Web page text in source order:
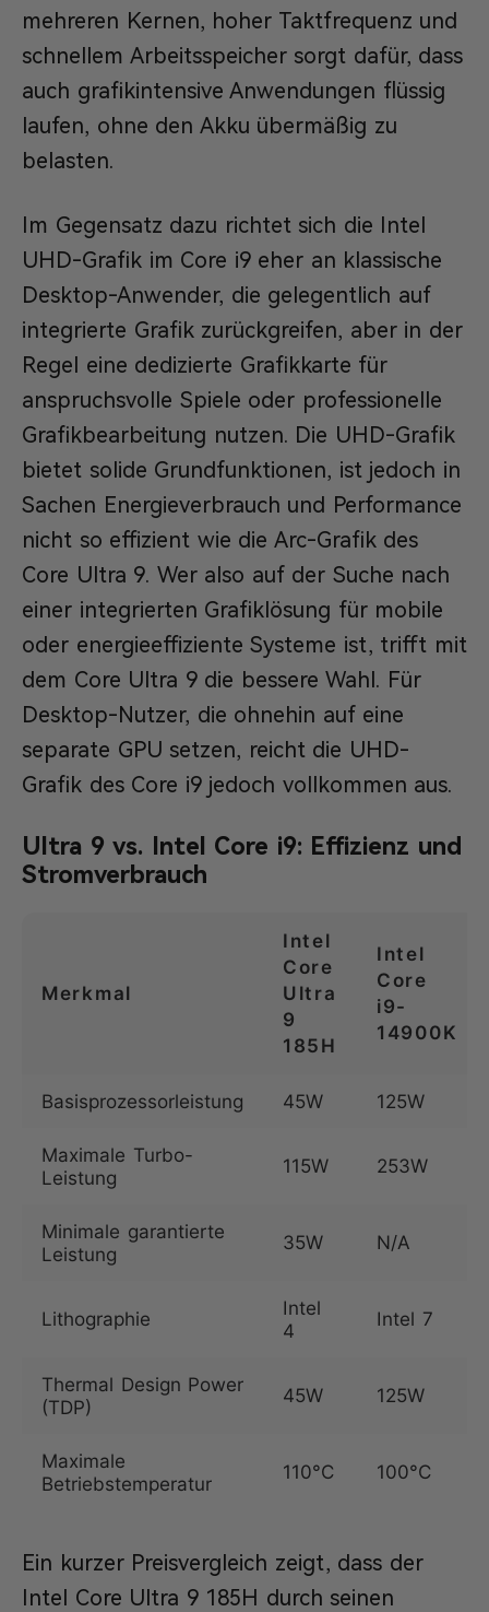
mehreren Kernen, hoher Taktfrequenz und
schnellem Arbeitsspeicher sorgt dafür, dass
auch grafikintensive Anwendungen flüssig
laufen, ohne den Akku übermäßig zu
belasten.
Im Gegensatz dazu richtet sich die Intel
UHD-Grafik im Core i9 eher an klassische
Desktop-Anwender, die gelegentlich auf
integrierte Grafik zurückgreifen, aber in der
Regel eine dedizierte Grafikkarte für
anspruchsvolle Spiele oder professionelle
Grafikbearbeitung nutzen. Die UHD-Grafik
bietet solide Grundfunktionen, ist jedoch in
Sachen Energieverbrauch und Performance
nicht so effizient wie die Arc-Grafik des
Core Ultra 9. Wer also auf der Suche nach
einer integrierten Grafiklösung für mobile
oder energieeffiziente Systeme ist, trifft mit
dem Core Ultra 9 die bessere Wahl. Für
Desktop-Nutzer, die ohnehin auf eine
separate GPU setzen, reicht die UHD-
Grafik des Core i9 jedoch vollkommen aus.
Ultra 9 vs. Intel Core i9: Effizienz und
Stromverbrauch
Merkmal
Intel
Core
Ultra
9
185H
Intel
Core
i9-
14900K
Basisprozessorleistung 45W 125W
Maximale Turbo-
Leistung
115W 253W
Minimale garantierte
Leistung
35W N/A
Lithographie
Intel
4
Intel 7
Thermal Design Power
(TDP)
45W 125W
Maximale
Betriebstemperatur
110°C 100°C
Ein kurzer Preisvergleich zeigt, dass der
Intel Core Ultra 9 185H durch seinen